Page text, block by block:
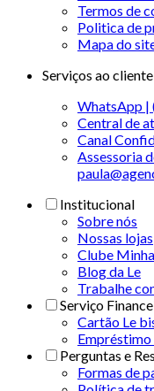
Termos de
Politica de
Mapa do
Serviços ao cliente
WhatsApp |
Central de
Canal
Assessoria
Institucional
Sobre nós
Nossas lojas
Clube
Blog da Le
Trabalhe
Serviço
Cartão Le
Perguntas e
Formas de